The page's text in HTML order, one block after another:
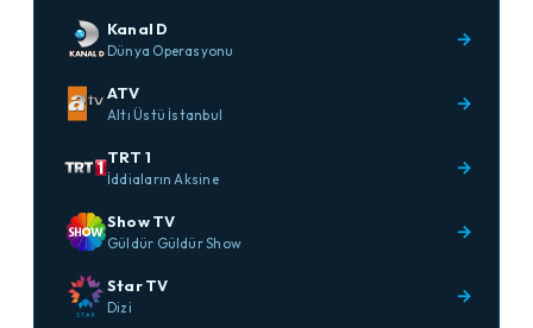
Kanal D
Dünya Operasyonu
→
ATV
Altı Üstü İstanbul
→
TRT 1
İddiaların Aksine
→
Show TV
Güldür Güldür Show
→
Star TV
Dizi
→